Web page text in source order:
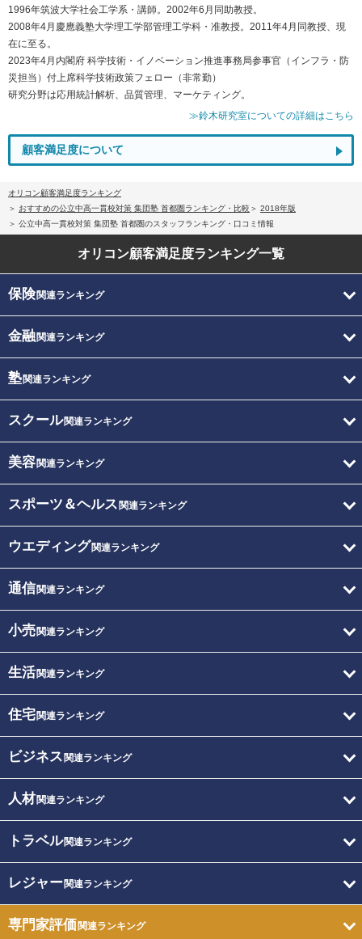
1996年筑波大学社会工学系・講師。2002年6月同助教授。
2008年4月慶應義塾大学理工学部管理工学科・准教授。2011年4月同教授、現
在に至る。
2023年4月内閣府 科学技術・イノベーション推進事務局参事官（インフラ・防
災担当）付上席科学技術政策フェロー（非常勤）
研究分野は応用統計解析、品質管理、マーケティング。
≫鈴木研究室についての詳細はこちら
顧客満足度について
オリコン顧客満足度ランキング
おすすめの公立中高一貫校対策 集団塾 首都圏ランキング・比較
2018年版
公立中高一貫校対策 集団塾 首都圏のスタッフランキング・口コミ情報
オリコン顧客満足度ランキング一覧
保険関連ランキング
金融関連ランキング
塾関連ランキング
スクール関連ランキング
美容関連ランキング
スポーツ＆ヘルス 関連ランキング
ウエディング関連ランキング
通信関連ランキング
小売関連ランキング
生活関連ランキング
住宅関連ランキング
ビジネス 関連ランキング
人材関連ランキング
トラベル関連ランキング
レジャー関連ランキング
専門家評価関連ランキング